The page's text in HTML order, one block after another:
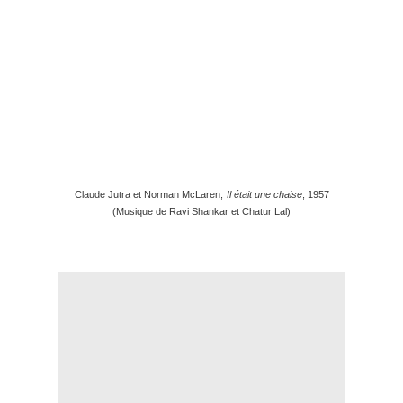
Claude Jutra et Norman McLaren, Il était une chaise, 1957
(Musique de Ravi Shankar et Chatur Lal)